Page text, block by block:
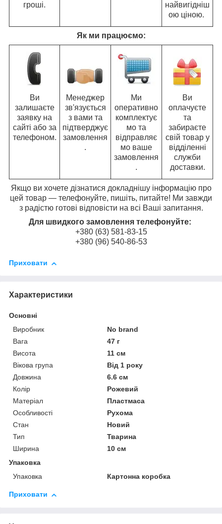
гроші.
найвигідніш
ою ціною.
Як ми працюємо:
Ви
залишаєте
заявку на
сайті або за
телефоном.
Менеджер
зв'язується
з вами та
підтверджує
замовлення
.
Ми
оперативно
комплектує
мо та
відправляє
мо ваше
замовлення
.
Ви
оплачуєте
та
забираєте
свій товар у
відділенні
служби
доставки.
Якщо ви хочете дізнатися докладнішу інформацію про
цей товар — телефонуйте, пишіть, питайте! Ми завжди
з радістю готові відповісти на всі Ваші запитання.
Для швидкого замовлення телефонуйте:
+380 (63) 581-83-15
+380 (96) 540-86-53
Приховати
Характеристики
Основні
Виробник
No brand
Вага
47 г
Висота
11 см
Вікова група
Від 1 року
Довжина
6.6 см
Колір
Рожевий
Матеріал
Пластмаса
Особливості
Рухома
Стан
Новий
Тип
Тварина
Ширина
10 см
Упаковка
Упаковка
Картонна коробка
Приховати